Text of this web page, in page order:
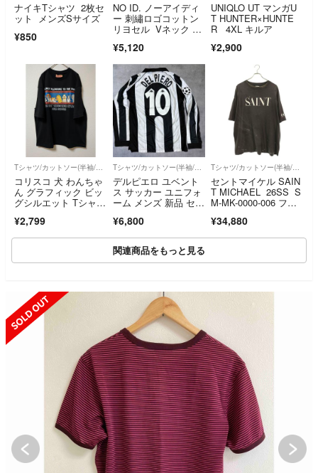
ナイキTシャツ 2枚セ
ット メンズSサイズ
¥850
NO ID. ノーアイディ
ー 刺繡ロゴコットン
リヨセル Vネック 半
材 ネイビー1
¥5,120
UNIQLO UT マンガU
T HUNTER×HUNTE
R 4XL キルア
¥2,900
Tシャツ/カットソー(半袖/袖なし)
コリスコ 犬 わんちゃ
ん グラフィック ビッ
グシルエット Tシャ
ーサイズ
¥2,799
Tシャツ/カットソー(半袖/袖なし)
デルピエロ ユベント
ス サッカー ユニフォ
ーム メンズ 新品 セリ
表 10番 レトロ レプリ
カ FIFA
¥6,800
Tシャツ/カットソー(半袖/袖なし)
セントマイケル SAIN
T MICHAEL 26SS S
M-MK-0000-006 フロ
ャツ メンズ XL
¥34,880
関連商品をもっと見る